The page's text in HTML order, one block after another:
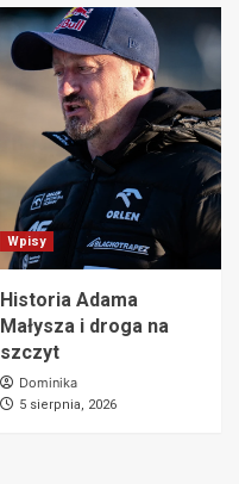
Wpisy
Historia Adama
Małysza i droga na
szczyt
Dominika
5 sierpnia, 2026